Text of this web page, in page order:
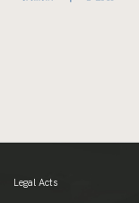
Legal Acts